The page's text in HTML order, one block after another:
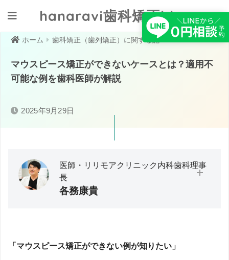
hanaravi歯科矯正blog
ホーム 歯科矯正（歯列矯正）に関する記事一覧
マウスピース矯正ができないケースとは？適用不
可能な例を歯科医師が解説
2025年9月29日
医師・リリモアクリニック内科歯科理事
長
各務康貴
く戦略として、2019年にマウスピース歯科矯正サービス
「マウスピース矯正ができない例が知りたい」
クリニックへ相談する